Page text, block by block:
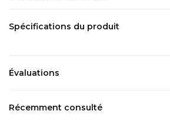
Spécifications du produit
Évaluations
Récemment consulté